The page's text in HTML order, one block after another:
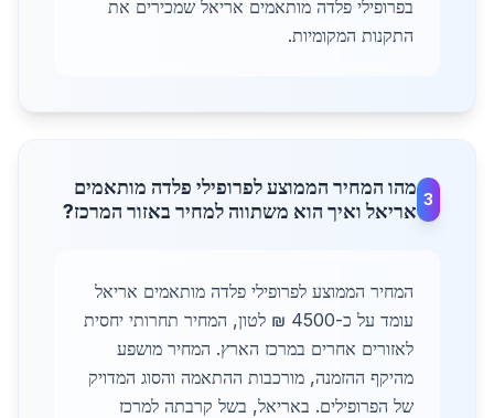
בפרופילי פלדה מותאמים אריאל שמכירים את
התקנות המקומיות.
3
מהו המחיר הממוצע לפרופילי פלדה מותאמים
אריאל ואיך הוא משתווה למחיר באזור המרכז?
המחיר הממוצע לפרופילי פלדה מותאמים אריאל
עומד על כ-4500 ₪ לטון, המחיר תחרותי יחסית
לאזורים אחרים במרכז הארץ. המחיר מושפע
מהיקף ההזמנה, מורכבות ההתאמה והסוג המדויק
של הפרופילים. באריאל, בשל קרבתה למרכז